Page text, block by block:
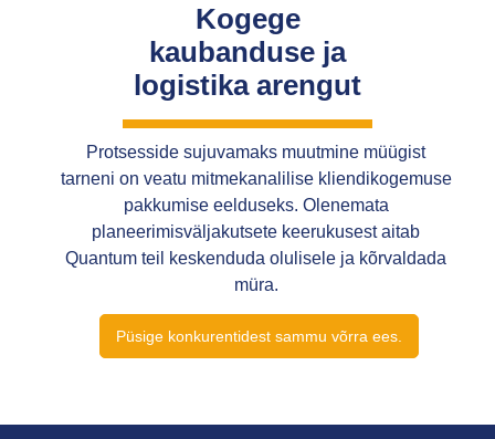
Kogege
kaubanduse ja
logistika arengut
Protsesside sujuvamaks muutmine müügist
tarneni on veatu mitmekanalilise kliendikogemuse
pakkumise eelduseks. Olenemata
planeerimisväljakutsete keerukusest aitab
Quantum teil keskenduda olulisele ja kõrvaldada
müra.
Püsige konkurentidest sammu võrra ees.